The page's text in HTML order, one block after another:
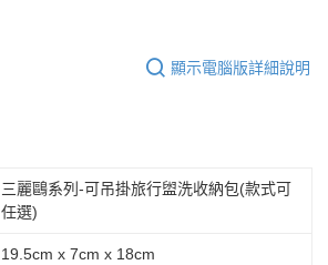
顯示電腦版詳細說明
三麗鷗系列-可吊掛旅行盥洗收納包(款式可
任選)
19.5cm x 7cm x 18cm